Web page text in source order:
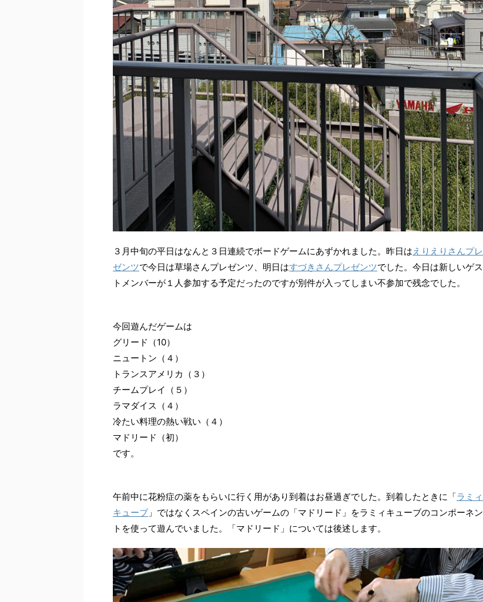
３月中旬の平日はなんと３日連続でボードゲームにあずかれました。昨日はえりえりさんプレ
ゼンツで今日は草場さんプレゼンツ、明日はすづきさんプレゼンツでした。今日は新しいゲス
トメンバーが１人参加する予定だったのですが別件が入ってしまい不参加で残念でした。
今回遊んだゲームは
グリード（10）
ニュートン（４）
トランスアメリカ（３）
チームプレイ（５）
ラマダイス（４）
冷たい料理の熱い戦い（４）
マドリード（初）
です。
午前中に花粉症の薬をもらいに行く用があり到着はお昼過ぎでした。到着したときに「ラミィ
キューブ 」ではなくスペインの古いゲームの「マドリード」をラミィキューブのコンポーネン
トを使って遊んでいました。「マドリード」については後述します。